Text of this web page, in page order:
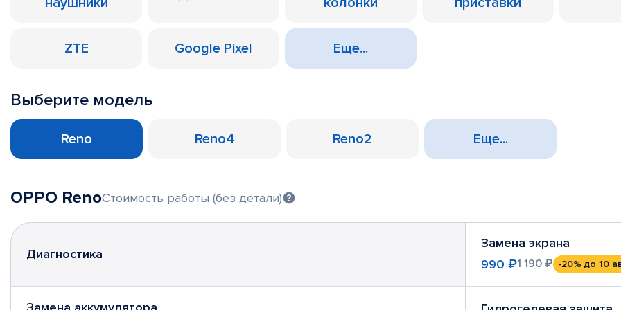
ZTE Google Pixel Еще...
Выберите модель
Reno Reno4 Reno2 Еще...
OPPO RenoСтоимость работы (без детали)
Диагностика
Замена экрана
990 ₽1 190 ₽ -20% до 10